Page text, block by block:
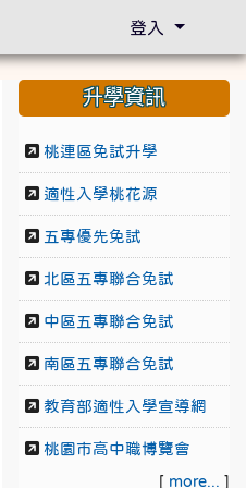
升學資訊
桃連區免試升學
適性入學桃花源
五專優先免試
北區五專聯合免試
中區五專聯合免試
南區五專聯合免試
教育部適性入學宣導網
桃園市高中職博覽會
[ more... ]
登入